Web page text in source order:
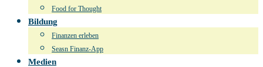
Food for Thought
Bildung
Finanzen erleben
Seasn Finanz-App
Medien